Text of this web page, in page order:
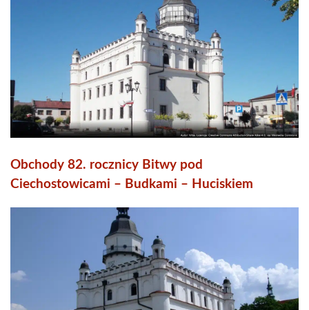
Obchody 82. rocznicy Bitwy pod
Ciechostowicami – Budkami – Huciskiem